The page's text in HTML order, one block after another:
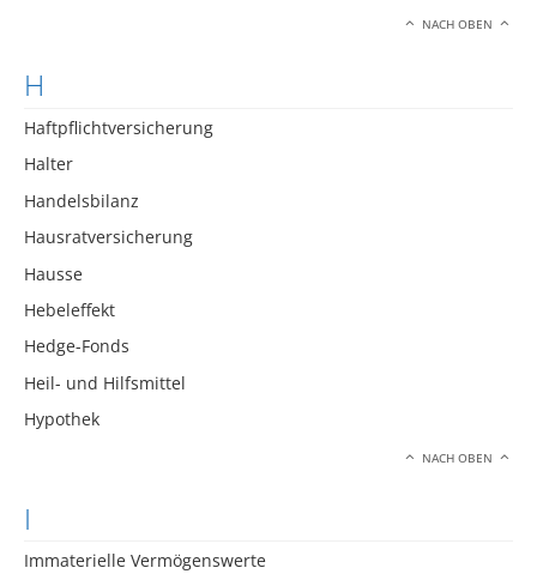
NACH OBEN
H
Haftpflichtversicherung
Halter
Handelsbilanz
Hausratversicherung
Hausse
Hebeleffekt
Hedge-Fonds
Heil- und Hilfsmittel
Hypothek
NACH OBEN
I
Immaterielle Vermögenswerte